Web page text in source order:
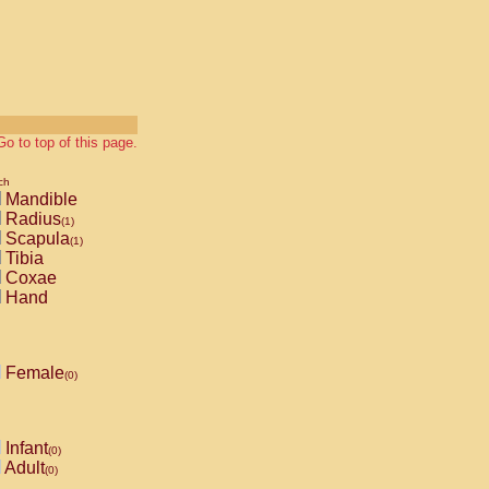
to top of this page.
Mandible
Radius(1)
Scapula(1)
Tibia
Coxae
Hand
Female(0)
Infant(0)
Adult(0)